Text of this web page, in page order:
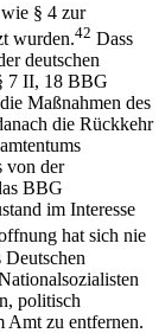
§ 4 zur
wurden.42 Dass
deutschen
7 II, 18 BBG
Maßnahmen des
die Rückkehr
von der
BBG
im Interesse
hat sich nie
politisch
Amt zu entfernen.